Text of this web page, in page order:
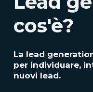
cos'è?
La lead
per individuare,
nuovi lead.